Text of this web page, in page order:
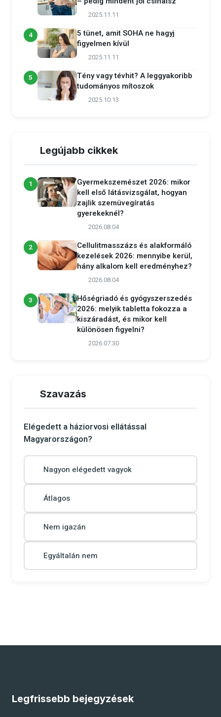
2025.11.11
4
5 tünet, amit SOHA ne hagyj
figyelmen kívül
2025.11.11
5
Tény vagy tévhit? A leggyakoribb
tudományos mítoszok
2025.10.13
Legújabb cikkek
1
Gyermekszemészet 2026: mikor
kell első látásvizsgálat, hogyan
zajlik szemüvegíratás
gyerekeknél?
2026.08.04
2
Cellulitmasszázs és alakformáló
kezelések 2026: mennyibe kerül,
hány alkalom kell eredményhez?
2026.08.04
3
Hőségriadó és gyógyszerszedés
2026: melyik tabletta fokozza a
kiszáradást, és mikor kell
különösen figyelni?
2026.07.30
Szavazás
Elégedett a háziorvosi ellátással
Magyarországon?
Nagyon elégedett vagyok
Átlagos
Nem igazán
Egyáltalán nem
Legfrissebb bejegyzések